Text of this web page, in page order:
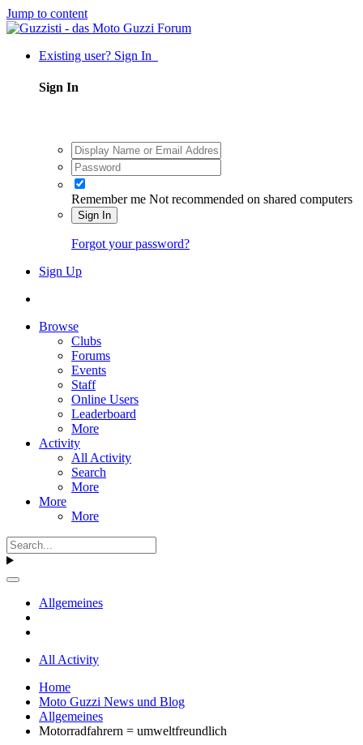
Jump to content
Existing user? Sign In
Sign In
Remember me Not recommended on shared computers
Sign In
Forgot your password?
Sign Up
Browse
Clubs
Forums
Events
Staff
Online Users
Leaderboard
More
Activity
All Activity
Search
More
More
More
Allgemeines
All Activity
Home
Moto Guzzi News und Blog
Allgemeines
Motorradfahrern = umweltfreundlich